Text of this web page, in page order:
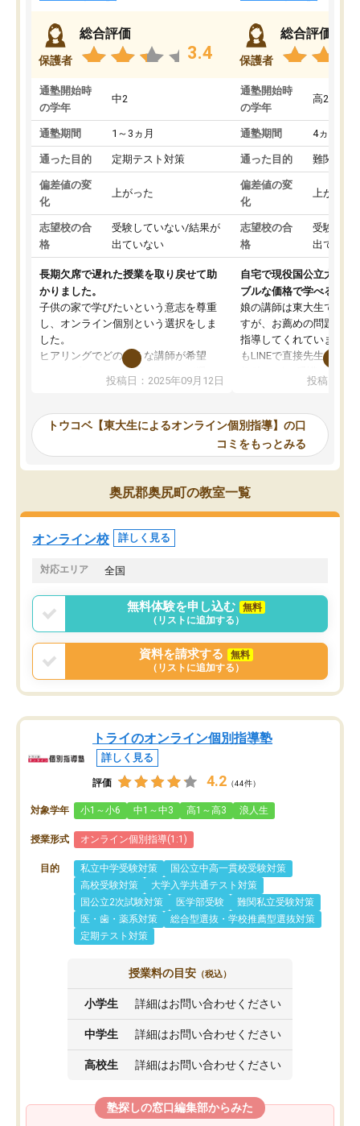
保護者
総合評価
3.4
通塾開始時
の学年
中2
通塾期間 1～3ヵ月
通った目的 定期テスト対策
偏差値の変
化
上がった
志望校の合
格
受験していない/結果が
出ていない
長期欠席で遅れた授業を取り戻せて助
かりました。
子供の家で学びたいという意志を尊重
し、オンライン個別という選択をしま
した。
ヒアリングでどのような講師が希望
か、オプションは付帯するかなど選ぶ
事が出来ました。
ーティングを行い、その講師で良いか
見てから講師を決定する事ができま
す。
うちの子は、初回面談の講師の方で決
オンラインツールを使用した単語帳の
共有があり宿題もそちらで出される形
でした。
言う事で講師変更の申し出があり、あ
まりに短期での変更だった為、塾に通
う事にして退会しました。遅れも取り
戻せ、授業内容や講師の方は良かった
と思います。
投稿日：2025年09月12日
保護者
総合評価
通塾開始時
の学年
高2
通塾期間 4ヵ月～1
通った目的 難関私立
偏差値の変
化
上がった
志望校の合
格
受験して
出ていな
自宅で現役国公立大学生
ブルな価格で学べる
娘の講師は東大生では無
すが、お薦めの問題集や
指導してくれています。
もLINEで直接先生に質問
めれるので、個人に合
いなのがあり(有料)、受
ことをどんなスケジュー
くか相談したのですが、
ち期待したものではなく
内容でした。それでも明
やる気も出ましたし、苦
くなってきたようなので
投稿日：
トウコベ【東大生によるオンライン個別指導】の口
コミをもっとみる
奥尻郡奥尻町の教室一覧
オンライン校 詳しく見る
対応エリア 全国
無料体験を申し込む
無料
（リストに追加する）
資料を請求する
無料
（リストに追加する）
トライのオンライン個別指導塾
詳しく見る
評価 4.2 （44件）
対象学年 小1～小6 中1～中3 高1～高3 浪人生
授業形式 オンライン個別指導(1:1)
目的 私立中学受験対策
国公立中高一貫校受験対策
高校受験対策
大学入学共通テスト対策
国公立2次試験対策
医学部受験
難関私立受験対策
医・歯・薬系対策
総合型選抜・学校推薦型選抜対策
定期テスト対策
授業料の目安 （税込）
小学生 詳細はお問い合わせください
中学生 詳細はお問い合わせください
高校生 詳細はお問い合わせください
塾探しの窓口編集部からみた